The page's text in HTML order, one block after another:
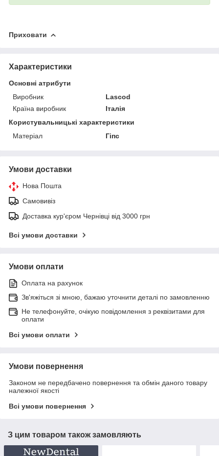
Приховати
Характеристики
Основні атрибути
Виробник
Lascod
Країна виробник
Італія
Користувальницькі характеристики
Матеріал
Гіпс
Умови доставки
Нова Пошта
Самовивіз
Доставка кур'єром Чернівці від 3000 грн
Всі умови доставки
Умови оплати
Оплата на рахунок
Зв'яжіться зі мною, бажаю уточнити деталі по замовленню
Не телефонуйте, очікую повідомлення з реквізитами для
оплати
Всі умови оплати
Умови повернення
Законом не передбачено повернення та обмін даного товару
належної якості
Всі умови повернення
З цим товаром також замовляють